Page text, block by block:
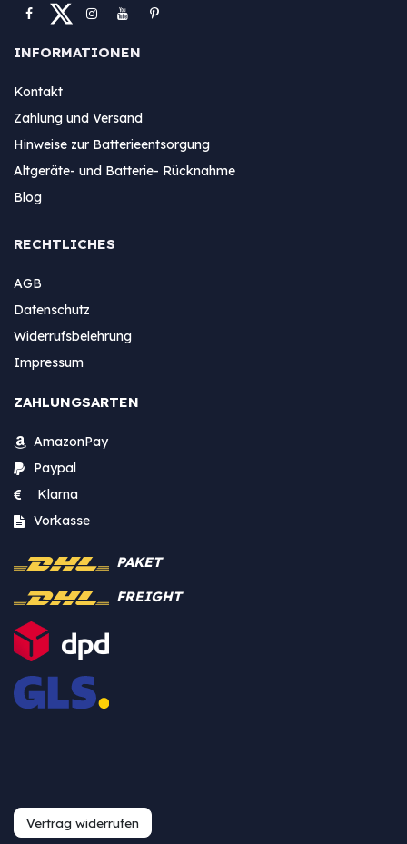
INFORMATIONEN
Kontakt
Zahlung und Versand
Hinweise zur Batterieentsorgung
Altgeräte- und Batterie- Rücknahme
Blog
RECHTLICHES
AGB
Datenschutz
Widerrufsbelehrung
Impressum
ZAHLUNGSARTEN
AmazonPay
Paypal
Klarna
Vorkasse
PAKET
FREIGHT
Vertrag widerrufen